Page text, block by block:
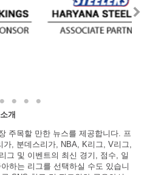
소개
주목할 만한 뉴스를 제공합니다. 프
, 분데스리가, NBA, K리그, V리그,
그 및 이벤트의 최신 경기, 점수, 일
하는 리그를 선택하실 수도 있습니